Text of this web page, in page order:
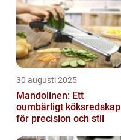
30 augusti 2025
Mandolinen: Ett
oumbärligt köksredskap
för precision och stil